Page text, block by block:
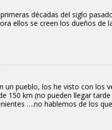
décadas del siglo
ellos se creen los dueños de
pueblo, los he visto con los
150 km (no pueden llegar
….no hablemos de los